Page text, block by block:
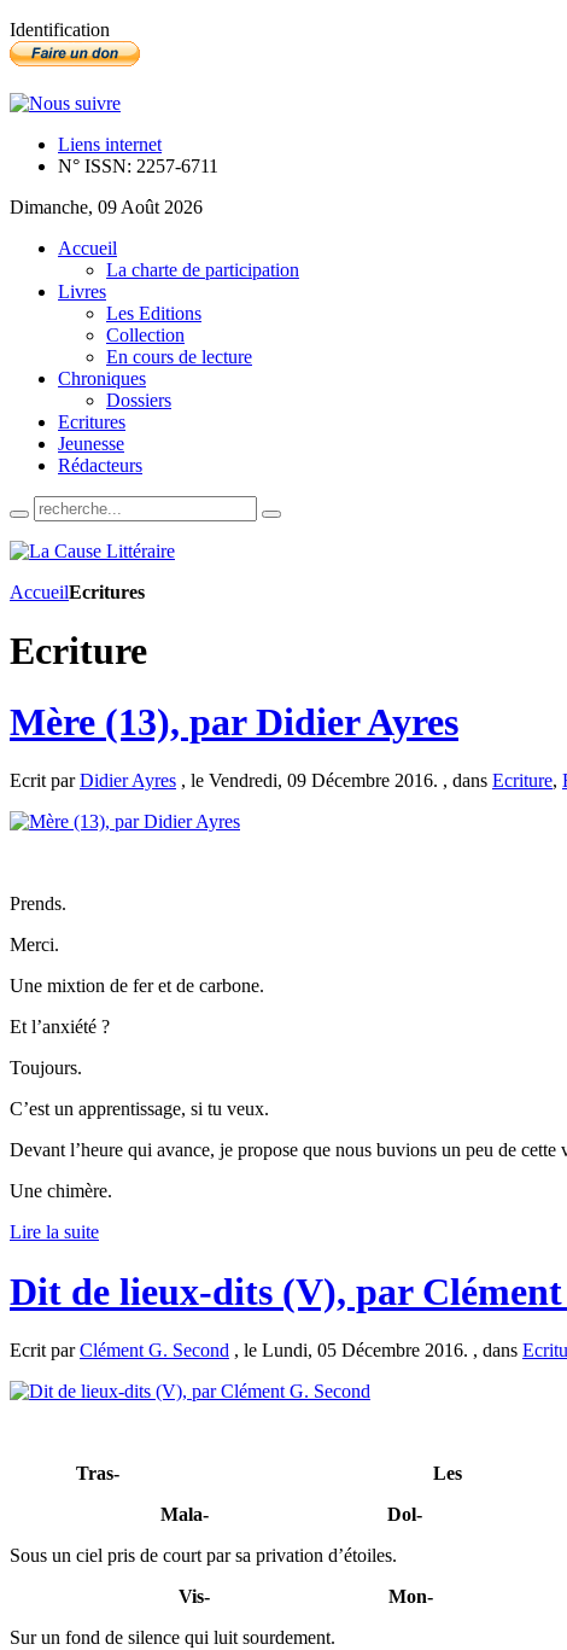
Identification
Liens internet
N° ISSN: 2257-6711
Dimanche, 09 Août 2026
Accueil
La charte de participation
Livres
Les Editions
Collection
En cours de lecture
Chroniques
Dossiers
Ecritures
Jeunesse
Rédacteurs
AccueilEcritures
Ecriture
Mère (13), par Didier Ayres
Ecrit parDidier Ayres , le Vendredi, 09 Décembre 2016. , dans Ecriture,
Prends.
Merci.
Une mixtion de fer et de carbone.
Et l’anxiété ?
Toujours.
C’est un apprentissage, si tu veux.
Devant l’heure qui avance, je propose que nous buvions un peu de
Une chimère.
Lire la suite
Dit de lieux-dits (V), par Clément
Ecrit parClément G. Second , le Lundi, 05 Décembre 2016. , dans
Tras- Les
Mala- Dol-
Sous un ciel pris de court par sa privation d’étoiles.
Vis- Mon-
Sur un fond de silence qui luit sourdement.